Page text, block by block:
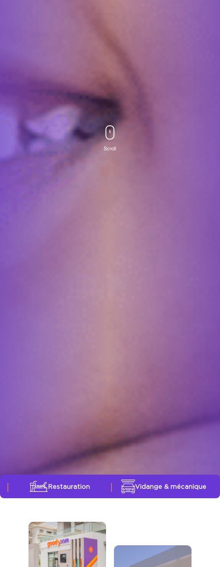
Vidange & mécanique Espace connecté